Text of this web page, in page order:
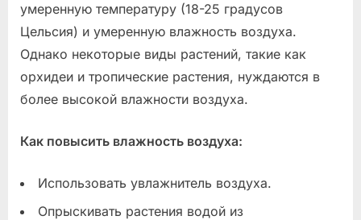
умеренную температуру (18-25 градусов
Цельсия) и умеренную влажность воздуха.
Однако некоторые виды растений, такие как
орхидеи и тропические растения, нуждаются в
более высокой влажности воздуха.
Как повысить влажность воздуха:
Использовать увлажнитель воздуха.
Опрыскивать растения водой из